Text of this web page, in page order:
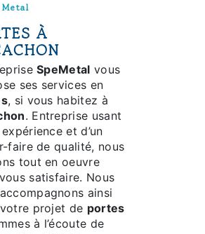
À
SpeMetal vous
ses services en
, si vous habitez à
. Entreprise usant
expérience et d’un
faire de qualité, nous
tout en oeuvre
satisfaire. Nous
ainsi
projet de portes
à l’écoute de